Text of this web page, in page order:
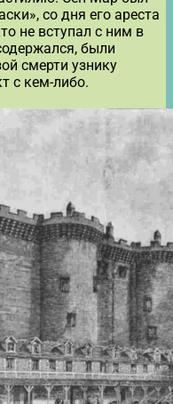
со дня его ареста
не вступал с ним в
были
смерти узнику
с кем-либо.